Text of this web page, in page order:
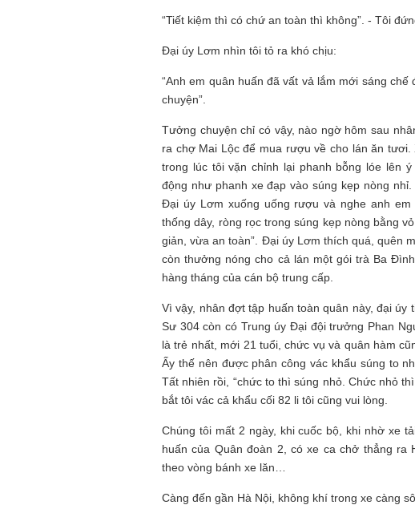
“Tiết kiệm thì có chứ an toàn thì không”. - Tôi
Đại úy Lơm nhìn tôi tỏ ra khó chịu:
“Anh em quân huấn đã vất vả lắm mới sáng
chuyện”.
Tưởng chuyện chỉ có vậy, nào ngờ hôm sau
ra chợ Mai Lộc để mua rượu về cho lán ăn
trong lúc tôi vặn chỉnh lại phanh bỗng lóe lên
động như phanh xe đạp vào súng kẹp nòng
Đại úy Lơm xuống uống rượu và nghe anh
thống dây, ròng rọc trong súng kẹp nòng bằng
giản, vừa an toàn”. Đại úy Lơm thích quá, quên
còn thưởng nóng cho cả lán một gói trà Ba
hàng tháng của cán bộ trung cấp.
Vì vậy, nhân đợt tập huấn toàn quân này, đại úy
Sư 304 còn có Trung úy Đại đội trưởng Phan
là trẻ nhất, mới 21 tuổi, chức vụ và quân hàm
Ấy thế nên được phân công vác khẩu súng to
Tất nhiên rồi, “chức to thì súng nhỏ. Chức nhỏ
bắt tôi vác cả khẩu cối 82 li tôi cũng vui lòng.
Chúng tôi mất 2 ngày, khi cuốc bộ, khi nhờ xe
huấn của Quân đoàn 2, có xe ca chở thẳng ra
theo vòng bánh xe lăn…
Càng đến gần Hà Nội, không khí trong xe càng